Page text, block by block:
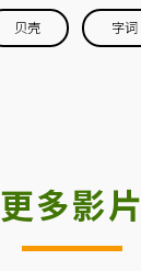
贝壳 字词
更多影片